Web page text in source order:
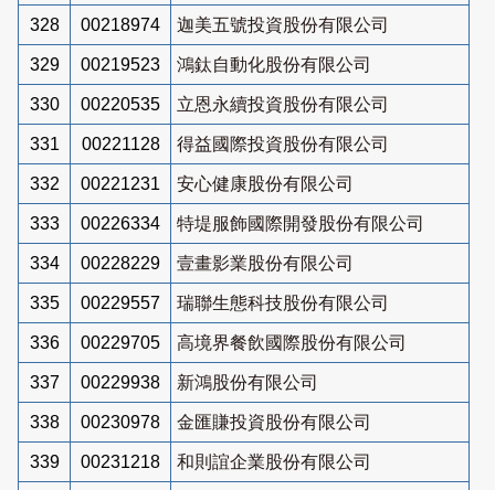
328 00218974 迦美五號投資股份有限公司
329 00219523 鴻鈦自動化股份有限公司
330 00220535 立恩永續投資股份有限公司
331 00221128 得益國際投資股份有限公司
332 00221231 安心健康股份有限公司
333 00226334 特堤服飾國際開發股份有限公司
334 00228229 壹畫影業股份有限公司
335 00229557 瑞聯生態科技股份有限公司
336 00229705 高境界餐飲國際股份有限公司
337 00229938 新鴻股份有限公司
338 00230978 金匯賺投資股份有限公司
339 00231218 和則誼企業股份有限公司